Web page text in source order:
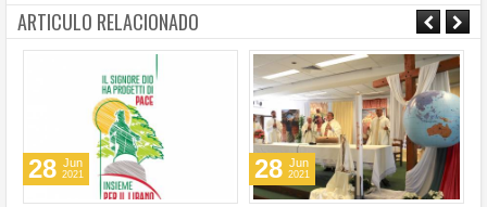
ARTICULO RELACIONADO
28 Jun
2021 28 Jun
2021